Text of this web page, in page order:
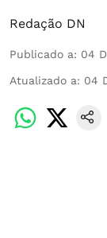
Redação DN
Publicado a: 04
Atualizado a: 04